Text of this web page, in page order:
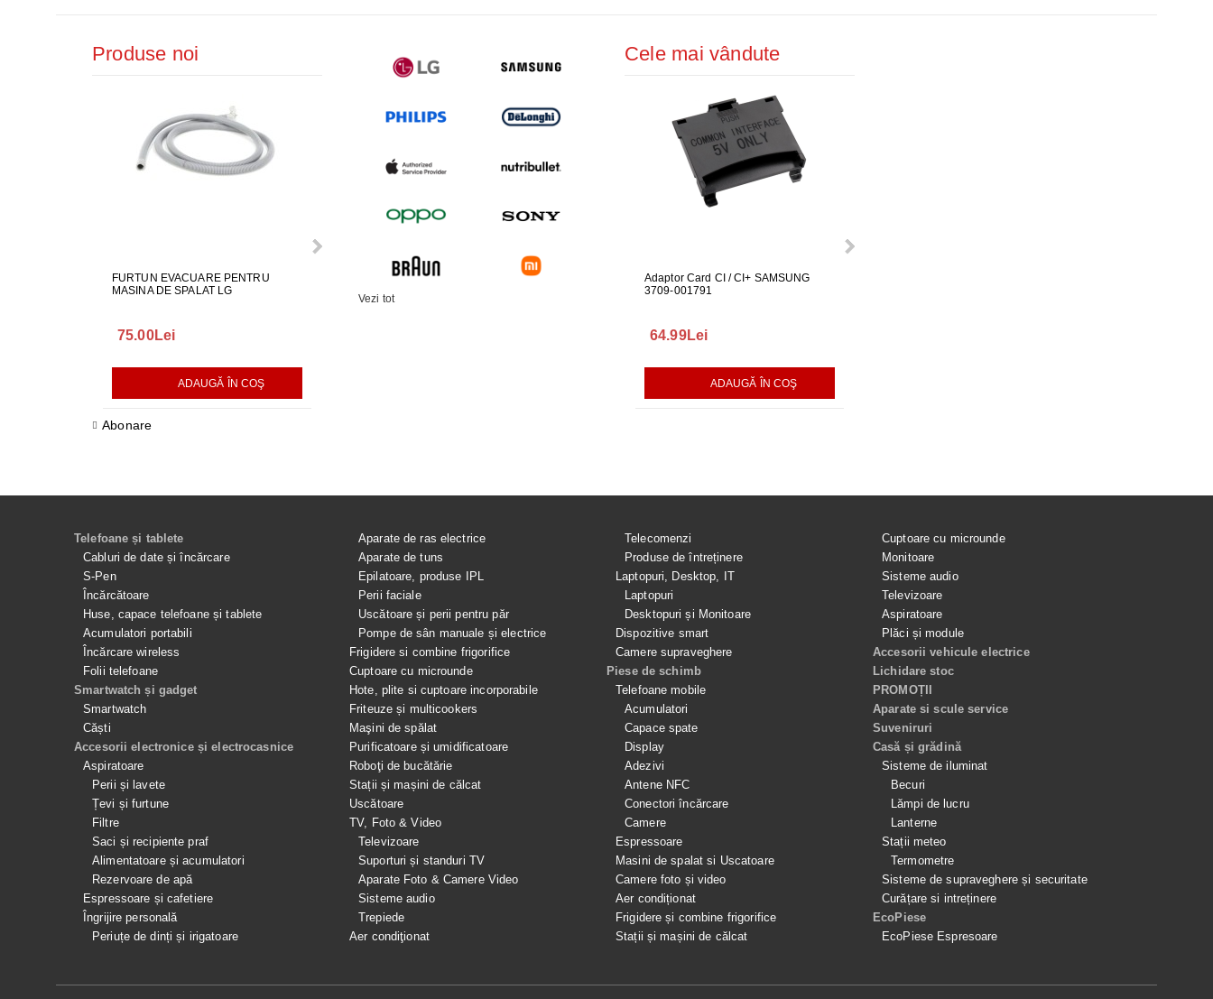
Produse noi
FURTUN EVACUARE PENTRU
MASINA DE SPALAT LG
75.00Lei
ADAUGĂ ÎN COŞ
GARNITURA HUBLOU MASINA DE
GARNITURA HUBLOU MASINA DE
DUZA PICURATOR CP0446/01
Abonare
Vezi tot
Cele mai vândute
Adaptor Card CI / CI+ SAMSUNG
3709-001791
64.99Lei
ADAUGĂ ÎN COŞ
Telefoane și tablete
Cabluri de date și încărcare
S-Pen
Încărcătoare
Huse, capace telefoane și tablete
Acumulatori portabili
Încărcare wireless
Folii telefoane
Smartwatch și gadget
Smartwatch
Căști
Accesorii electronice și electrocasnice
Aspiratoare
Perii și lavete
Țevi și furtune
Filtre
Saci și recipiente praf
Alimentatoare și acumulatori
Rezervoare de apă
Espressoare și cafetiere
Îngrijire personală
Periuțe de dinți și irigatoare
Aparate de ras electrice
Aparate de tuns
Epilatoare, produse IPL
Perii faciale
Uscătoare și perii pentru păr
Pompe de sân manuale și electrice
Frigidere si combine frigorifice
Cuptoare cu microunde
Hote, plite si cuptoare incorporabile
Friteuze și multicookers
Maşini de spălat
Purificatoare și umidificatoare
Roboţi de bucătărie
Stații și mașini de călcat
Uscătoare
TV, Foto & Video
Televizoare
Suporturi și standuri TV
Aparate Foto & Camere Video
Sisteme audio
Trepiede
Aer condiţionat
Telecomenzi
Produse de întreținere
Laptopuri, Desktop, IT
Laptopuri
Desktopuri și Monitoare
Dispozitive smart
Camere supraveghere
Piese de schimb
Telefoane mobile
Acumulatori
Capace spate
Display
Adezivi
Antene NFC
Conectori încărcare
Camere
Espressoare
Masini de spalat si Uscatoare
Camere foto și video
Aer condiționat
Frigidere și combine frigorifice
Stații și mașini de călcat
Cuptoare cu microunde
Monitoare
Sisteme audio
Televizoare
Aspiratoare
Plăci și module
Accesorii vehicule electrice
Lichidare stoc
PROMOȚII
Aparate si scule service
Suveniruri
Casă și grădină
Sisteme de iluminat
Becuri
Lămpi de lucru
Lanterne
Stații meteo
Termometre
Sisteme de supraveghere și securitate
Curățare si intreținere
EcoPiese
EcoPiese Espresoare